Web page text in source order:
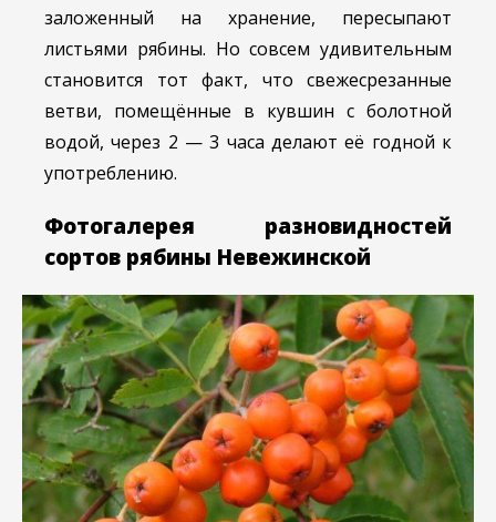
заложенный на хранение, пересыпают
листьями рябины. Но совсем удивительным
становится тот факт, что свежесрезанные
ветви, помещённые в кувшин с болотной
водой, через 2 — 3 часа делают её годной к
употреблению.
Фотогалерея разновидностей
сортов рябины Невежинской